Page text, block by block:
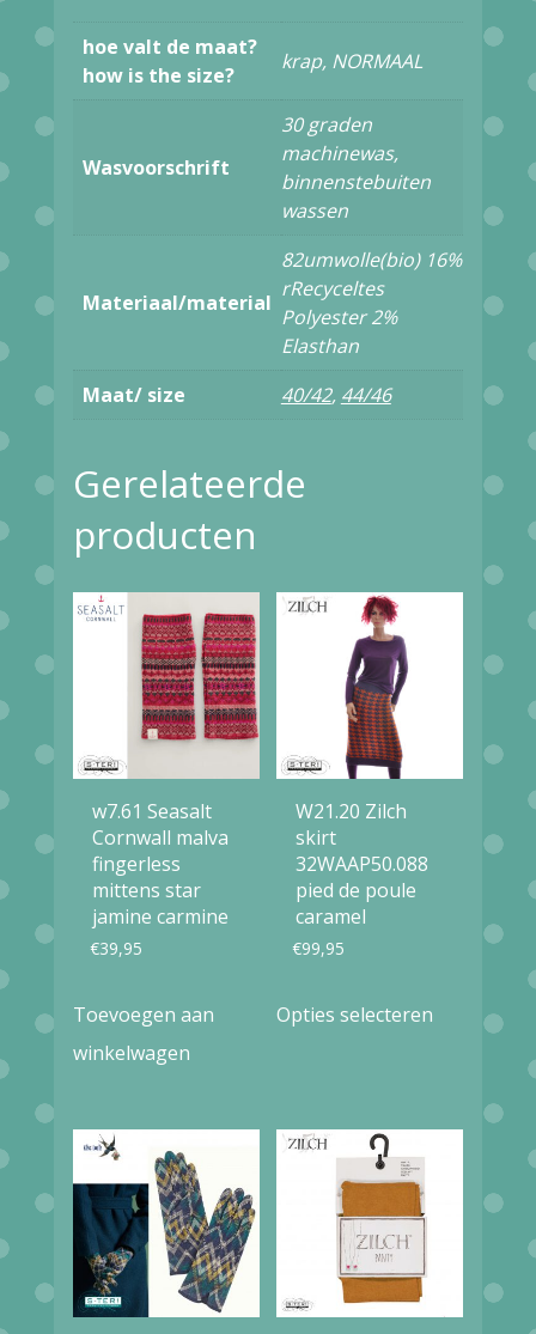
ACS35
hoe valt de maat?
how is the size?
krap, NORMAAL
Wasvoorschrift
30 graden
machinewas,
binnenstebuiten
wassen
Materiaal/material
82umwolle(bio) 16%
rRecyceltes
Polyester 2%
Elasthan
Maat/ size
40/42, 44/46
Gerelateerde
producten
w7.61 Seasalt
Cornwall malva
fingerless
mittens star
jamine carmine
€39,95
Toevoegen aan
winkelwagen
W21.20 Zilch
skirt
32WAAP50.088
pied de poule
caramel
€99,95
Opties selecteren
product
meerdere
gekozen